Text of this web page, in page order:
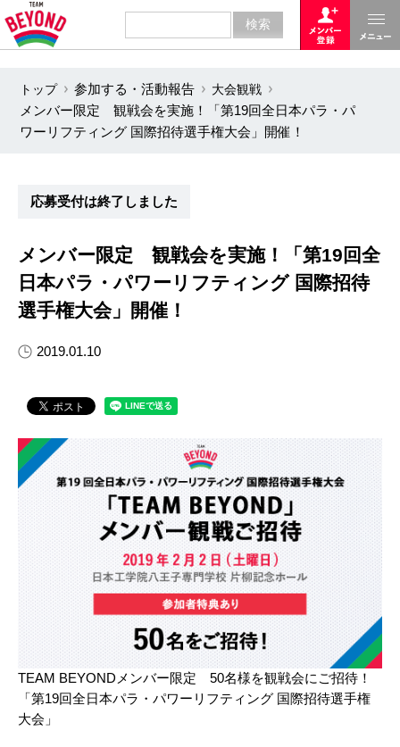
トップ 参加する・活動報告
大会観戦
メンバー限定 観戦会を実施！「第19回全日本パラ・パ
ワーリフティング 国際招待選手権大会」開催！
応募受付は終了しました
メンバー限定 観戦会を実施！「第19回全
日本パラ・パワーリフティング 国際招待
選手権大会」開催！
2019.01.10
TEAM BEYONDメンバー限定 50名様を観戦会にご招待！
「第19回全日本パラ・パワーリフティング 国際招待選手権
大会」